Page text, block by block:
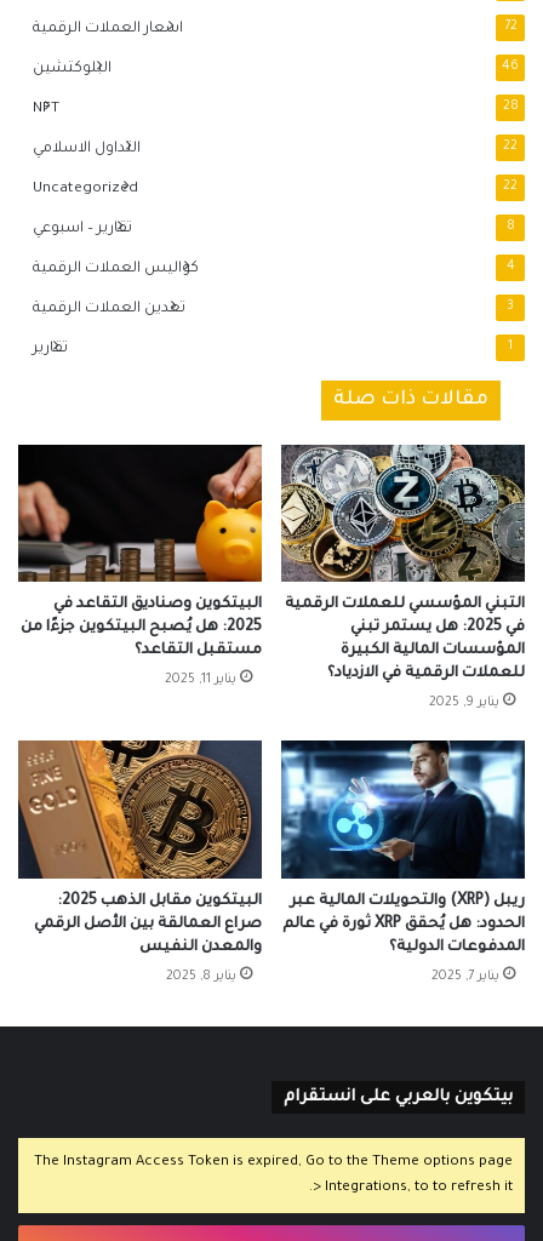
اسعار العملات الرقمية 72
البلوكتشين 46
NFT 28
التداول الاسلامي 22
Uncategorized 22
تقارير – اسبوعي 8
كواليس العملات الرقمية 4
تعدين العملات الرقمية 3
تقارير 1
مقالات ذات صلة
البيتكوين وصناديق التقاعد في
2025: هل يُصبح البيتكوين جزءًا من
مستقبل التقاعد؟
يناير 11, 2025
التبني المؤسسي للعملات الرقمية
في 2025: هل يستمر تبني
المؤسسات المالية الكبيرة
للعملات الرقمية في الازدياد؟
يناير 9, 2025
البيتكوين مقابل الذهب 2025:
صراع العمالقة بين الأصل الرقمي
والمعدن النفيس
يناير 8, 2025
ريبل (XRP) والتحويلات المالية عبر
الحدود: هل يُحقق XRP ثورة في عالم
المدفوعات الدولية؟
يناير 7, 2025
بيتكوين بالعربي على انستقرام
The Instagram Access Token is expired, Go to the Theme options page
> Integrations, to to refresh it.